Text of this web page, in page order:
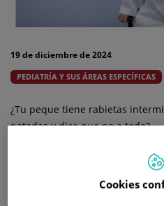
19 de diciembre de 2024
PEDIATRÍA Y SUS ÁREAS ESPECÍFICAS
¿Tu peque tiene rabietas
patadas y dice que no a todo?
La doctora Ana García
Hospital Quirónsalud Sur,
intentar gestionarlo de forma
Cookies